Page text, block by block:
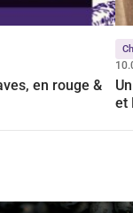
en rouge &
et